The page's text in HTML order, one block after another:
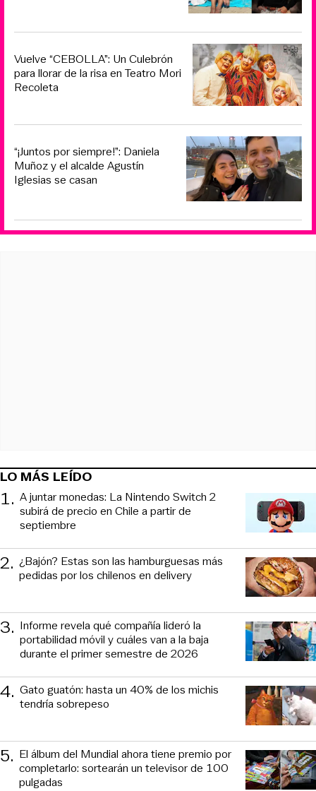
Vuelve “CEBOLLA”: Un Culebrón
para llorar de la risa en Teatro Mori
Recoleta
“¡Juntos por siempre!”: Daniela
Muñoz y el alcalde Agustín
Iglesias se casan
LO MÁS LEÍDO
1. A juntar monedas: La Nintendo Switch 2
subirá de precio en Chile a partir de
septiembre
2. ¿Bajón? Estas son las hamburguesas más
pedidas por los chilenos en delivery
3. Informe revela qué compañía lideró la
portabilidad móvil y cuáles van a la baja
durante el primer semestre de 2026
4. Gato guatón: hasta un 40% de los michis
tendría sobrepeso
5. El álbum del Mundial ahora tiene premio por
completarlo: sortearán un televisor de 100
pulgadas